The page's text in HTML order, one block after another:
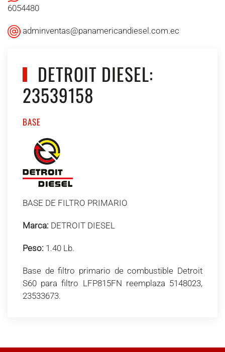
6054480
adminventas@panamericandiesel.com.ec
DETROIT DIESEL:
23539158
BASE
BASE DE FILTRO PRIMARIO
Marca: DETROIT DIESEL
Peso: 1.40 Lb.
Base de filtro primario de combustible Detroit
S60 para filtro LFP815FN reemplaza 5148023,
23533673.